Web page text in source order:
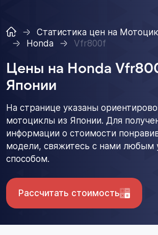
Статистика цен на
Honda
Vfr800f
Цены на Honda
Японии
На странице указаны
мотоциклы из Японии. Для
информации о стоимости
модели, свяжитесь с нами любым
способом.
Рассчитать стоимость